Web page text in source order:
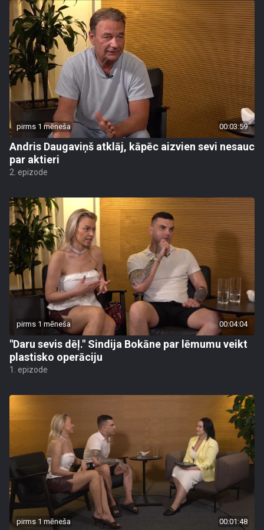
pirms 1 mēneša 00:03:59
Andris Daugaviņš atklāj, kāpēc aizvien sevi nesauc
par aktieri
2. epizode
pirms 1 mēneša 00:04:04
"Daru sevis dēļ." Sindija Bokāne par lēmumu veikt
plastisko operāciju
1. epizode
pirms 1 mēneša 00:01:48